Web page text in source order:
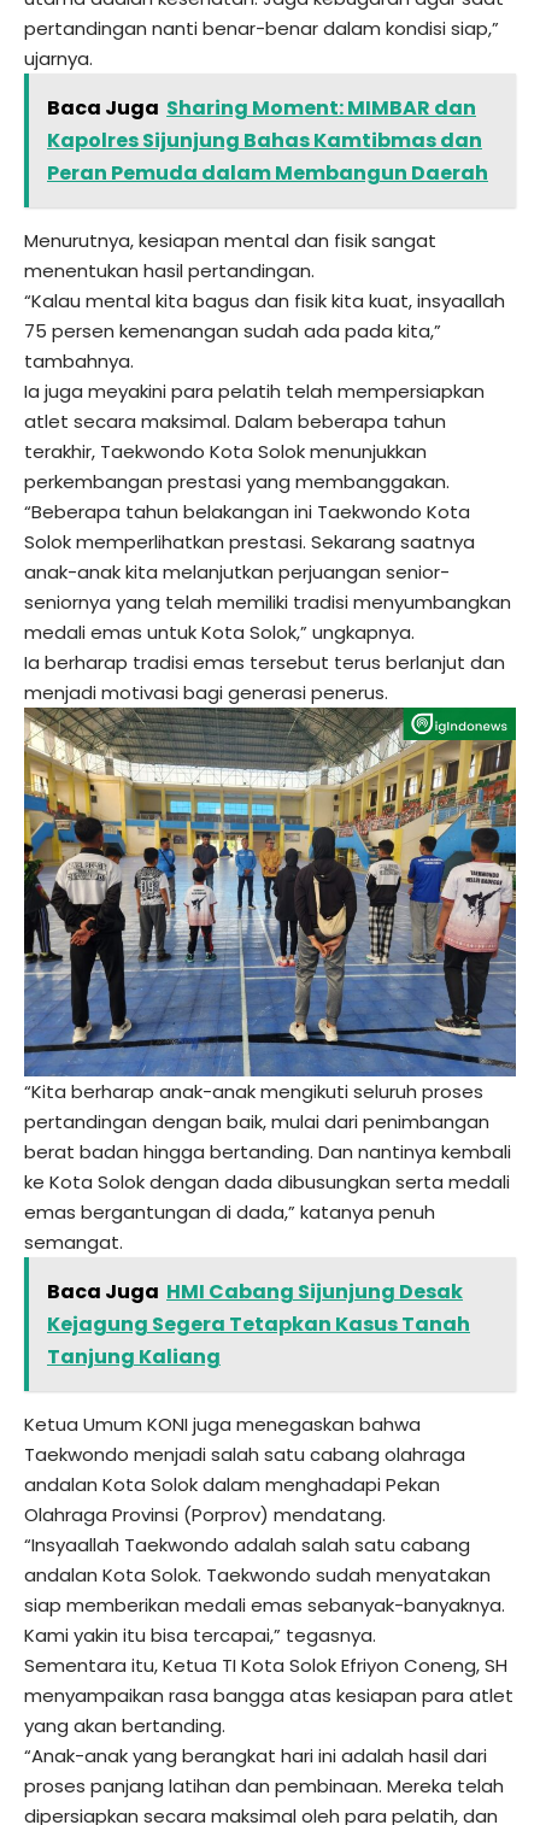
pertandingan nanti benar-benar dalam kondisi siap,”
ujarnya.
Baca Juga Sharing Moment: MIMBAR dan
Kapolres Sijunjung Bahas Kamtibmas dan
Peran Pemuda dalam Membangun Daerah
Menurutnya, kesiapan mental dan fisik sangat
menentukan hasil pertandingan.
“Kalau mental kita bagus dan fisik kita kuat, insyaallah
75 persen kemenangan sudah ada pada kita,”
tambahnya.
Ia juga meyakini para pelatih telah mempersiapkan
atlet secara maksimal. Dalam beberapa tahun
terakhir, Taekwondo Kota Solok menunjukkan
perkembangan prestasi yang membanggakan.
“Beberapa tahun belakangan ini Taekwondo Kota
Solok memperlihatkan prestasi. Sekarang saatnya
anak-anak kita melanjutkan perjuangan senior-
seniornya yang telah memiliki tradisi menyumbangkan
medali emas untuk Kota Solok,” ungkapnya.
Ia berharap tradisi emas tersebut terus berlanjut dan
menjadi motivasi bagi generasi penerus.
“Kita berharap anak-anak mengikuti seluruh proses
pertandingan dengan baik, mulai dari penimbangan
berat badan hingga bertanding. Dan nantinya kembali
ke Kota Solok dengan dada dibusungkan serta medali
emas bergantungan di dada,” katanya penuh
semangat.
Baca Juga HMI Cabang Sijunjung Desak
Kejagung Segera Tetapkan Kasus Tanah
Tanjung Kaliang
Ketua Umum KONI juga menegaskan bahwa
Taekwondo menjadi salah satu cabang olahraga
andalan Kota Solok dalam menghadapi Pekan
Olahraga Provinsi (Porprov) mendatang.
“Insyaallah Taekwondo adalah salah satu cabang
andalan Kota Solok. Taekwondo sudah menyatakan
siap memberikan medali emas sebanyak-banyaknya.
Kami yakin itu bisa tercapai,” tegasnya.
Sementara itu, Ketua TI Kota Solok Efriyon Coneng, SH
menyampaikan rasa bangga atas kesiapan para atlet
yang akan bertanding.
“Anak-anak yang berangkat hari ini adalah hasil dari
proses panjang latihan dan pembinaan. Mereka telah
dipersiapkan secara maksimal oleh para pelatih, dan